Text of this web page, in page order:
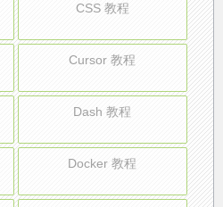
CSS 教程
Cursor 教程
Dash 教程
Docker 教程